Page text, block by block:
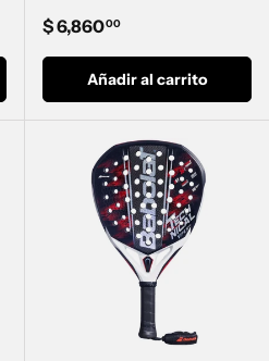
Precio normal
$ 6,86000
Añadir al carrito